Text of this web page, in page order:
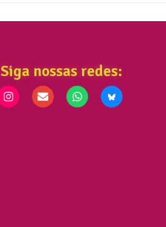
Siga nossas redes: